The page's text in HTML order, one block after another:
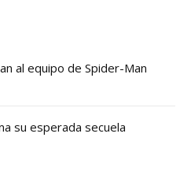
al equipo de Spider-Man
su esperada secuela